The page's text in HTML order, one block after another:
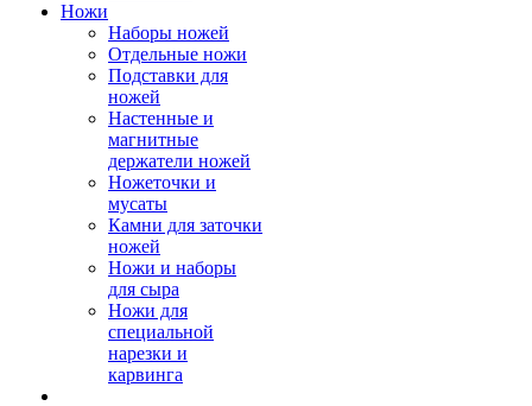
Ножи
Наборы ножей
Отдельные ножи
Подставки для
ножей
Настенные и
магнитные
держатели ножей
Ножеточки и
мусаты
Камни для заточки
ножей
Ножи и наборы
для сыра
Ножи для
специальной
нарезки и
карвинга